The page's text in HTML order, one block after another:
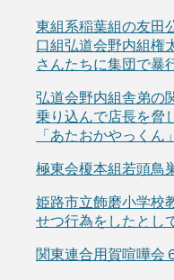
東組系稲葉組の友田
口組弘道会野内組権
さんたちに集団で暴
弘道会野内組舎弟の
乗り込んで店長を脅
「あたおかやっくん
極東会榎本組若頭鳥
姫路市立飾磨小学校
せつ行為をしたとし
関東連合用賀喧嘩会